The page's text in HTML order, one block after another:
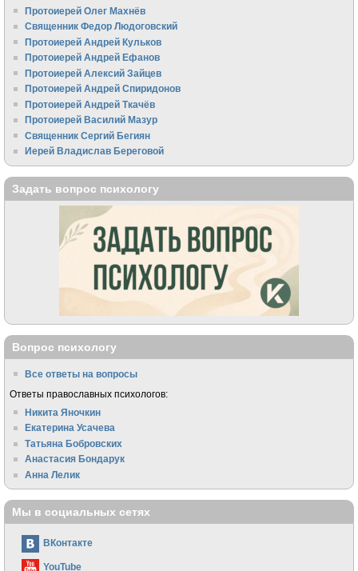
Протоиерей Олег Махнёв
Священник Федор Людоговский
Протоиерей Андрей Кульков
Протоиерей Андрей Ефанов
Протоиерей Алексий Зайцев
Протоиерей Андрей Спиридонов
Протоиерей Андрей Ткачёв
Протоиерей Василий Мазур
Священник Сергий Бегиян
Иерей Владислав Береговой
Задать вопрос психологу
Вопрос психологу
Все ответы на вопросы
Ответы православных психологов:
Никита Яночкин
Екатерина Усачева
Татьяна Бобровских
Анастасия Бондарук
Анна Лелик
Мы в социальных сетях
ВКонтакте
YouTube